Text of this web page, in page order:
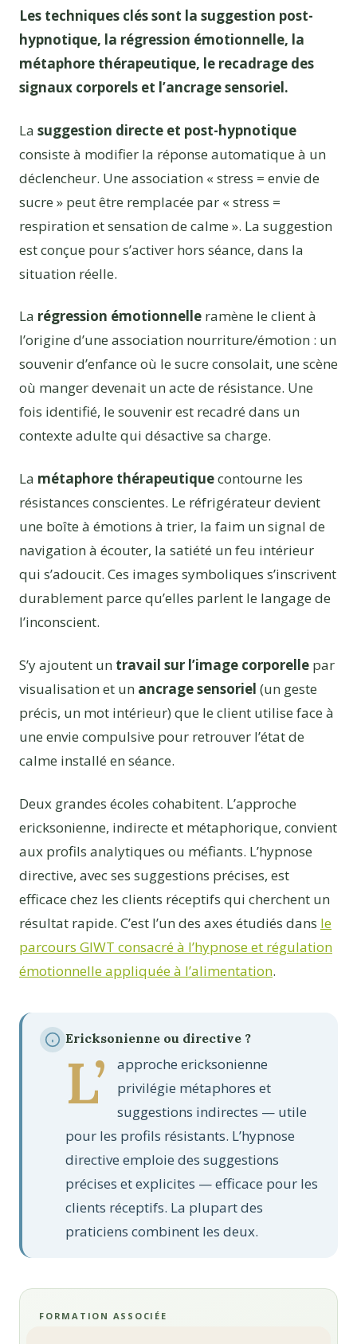
Les techniques clés sont la suggestion post-
hypnotique, la régression émotionnelle, la
métaphore thérapeutique, le recadrage des
signaux corporels et l’ancrage sensoriel.
La suggestion directe et post-hypnotique
consiste à modifier la réponse automatique à un
déclencheur. Une association « stress = envie de
sucre » peut être remplacée par « stress =
respiration et sensation de calme ». La suggestion
est conçue pour s’activer hors séance, dans la
situation réelle.
La régression émotionnelle ramène le client à
l’origine d’une association nourriture/émotion : un
souvenir d’enfance où le sucre consolait, une scène
où manger devenait un acte de résistance. Une
fois identifié, le souvenir est recadré dans un
contexte adulte qui désactive sa charge.
La métaphore thérapeutiquecontourne les
résistances conscientes. Le réfrigérateur devient
une boîte à émotions à trier, la faim un signal de
navigation à écouter, la satiété un feu intérieur
qui s’adoucit. Ces images symboliques s’inscrivent
durablement parce qu’elles parlent le langage de
l’inconscient.
S’y ajoutent un travail sur l’image corporelle par
visualisation et un ancrage sensoriel (un geste
précis, un mot intérieur) que le client utilise face à
une envie compulsive pour retrouver l’état de
calme installé en séance.
Deux grandes écoles cohabitent. L’approche
ericksonienne, indirecte et métaphorique, convient
aux profils analytiques ou méfiants. L’hypnose
directive, avec ses suggestions précises, est
efficace chez les clients réceptifs qui cherchent un
résultat rapide. C’est l’un des axes étudiés dans le
parcours GIWT consacré à l’hypnose et régulation
émotionnelle appliquée à l’alimentation.
Ericksonienne ou directive ?
L’
approche ericksonienne
privilégie métaphores et
suggestions indirectes — utile
pour les profils résistants. L’hypnose
directive emploie des suggestions
précises et explicites — efficace pour les
clients réceptifs. La plupart des
praticiens combinent les deux.
FORMATION ASSOCIÉE